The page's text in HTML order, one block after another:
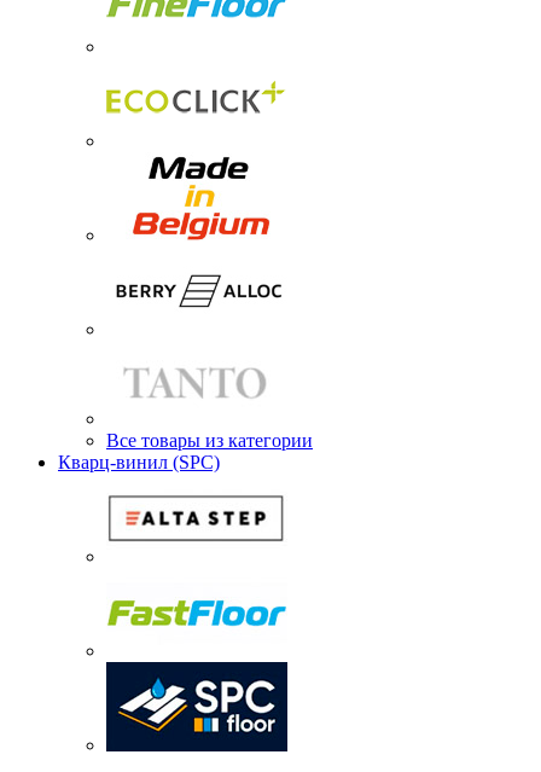
Все товары из категории
Кварц-винил (SPC)